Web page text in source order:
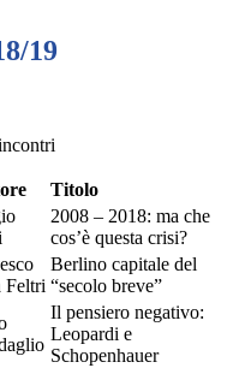
19
Titolo
2008 – 2018: ma che
cos’è questa crisi?
Feltri
Berlino capitale del
“secolo breve”
Il pensiero negativo:
Leopardi e
Schopenhauer